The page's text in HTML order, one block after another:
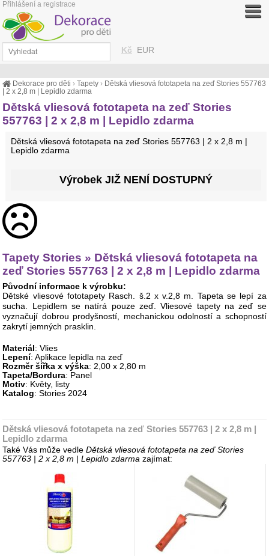
Dekorace pro děti ›Tapety › Dětská vliesová fototapeta na zeď Stories 557763
| 2 x 2,8 m | Lepidlo zdarma
Dětská vliesová fototapeta na zeď Stories
557763 | 2 x 2,8 m | Lepidlo zdarma
Dětská vliesová fototapeta na zeď Stories 557763 | 2 x 2,8 m |
Lepidlo zdarma
Výrobek JIŽ NENÍ DOSTUPNÝ
Tapety Stories » Dětská vliesová fototapeta na
zeď Stories 557763 | 2 x 2,8 m | Lepidlo zdarma
Původní informace k výrobku:
Dětské vliesové fototapety Rasch. š.2 x v.2,8 m. Tapeta se lepí za
sucha. Lepidlem se natírá pouze zeď. Vliesové tapety na zeď se
vyznačují dobrou prodyšností, mechanickou odolností a schopností
zakrytí jemných prasklin.
Materiál: Vlies
Lepení: Aplikace lepidla na zeď
Rozměr šířka x výška: 2,00 x 2,80 m
Tapeta/Bordura: Panel
Motiv: Květy, listy
Katalog: Stories 2024
Dětská vliesová fototapeta na zeď Stories 557763 | 2 x 2,8 m |
Lepidlo zdarma
Také Vás může vedleDětská vliesová fototapeta na zeď Stories
557763 | 2 x 2,8 m | Lepidlo zdarma zajímat:
Kč EUR
Přihlášení a registrace